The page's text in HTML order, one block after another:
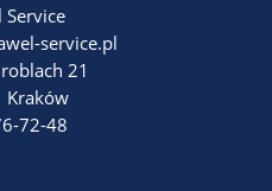
Service
service.pl
21
Kraków
72-48